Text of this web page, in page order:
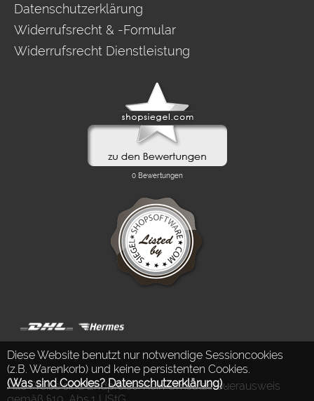
Diese Website benutzt nur notwendige Sessioncookies
(z.B. Warenkorb) und keine persistenten Cookies.
(Was sind Cookies? Datenschutzerklärung).
Datenschutzerklärung
Widerrufsrecht & -Formular
Widerrufsrecht Dienstleistung
Alle Preise sind Endpreise. Kein Umsatzsteuerausweis